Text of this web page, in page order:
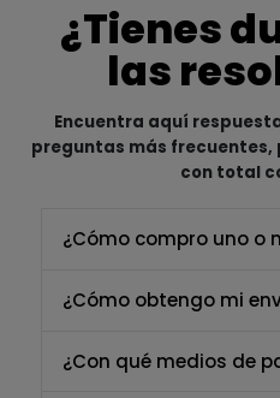
¿Tienes
las
Encuentra aquí
preguntas más
con total
¿Cómo compro uno o
¿Cómo obtengo mi
¿Con qué medios de